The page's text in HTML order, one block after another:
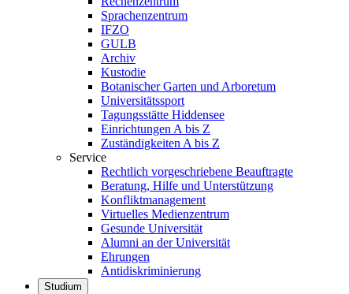
Sprachenzentrum
IFZO
GULB
Archiv
Kustodie
Botanischer Garten und Arboretum
Universitätssport
Tagungsstätte Hiddensee
Einrichtungen A bis Z
Zuständigkeiten A bis Z
Service
Rechtlich vorgeschriebene Beauftragte
Beratung, Hilfe und Unterstützung
Konfliktmanagement
Virtuelles Medienzentrum
Gesunde Universität
Alumni an der Universität
Ehrungen
Antidiskriminierung
Studium